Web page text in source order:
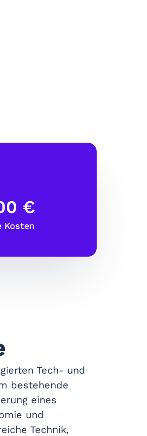
€
Kosten
Tech- und
bestehende
eines
und
Technik,